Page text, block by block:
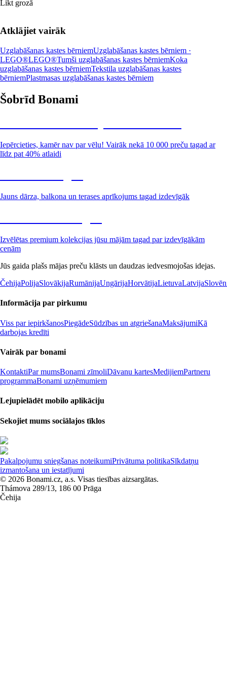
Likt grozā
Atklājiet vairāk
Uzglabāšanas kastes bērniemUzglabāšanas kastes bērniem ·
LEGO®LEGO®Tumši uzglabāšanas kastes bērniemKoka
uzglabāšanas kastes bērniemTekstila uzglabāšanas kastes
bērniemPlastmasas uzglabāšanas kastes bērniem
Šobrīd Bonami
Iepērcieties, kamēr nav par vēlu! Vairāk nekā 10 000 preču tagad ar
līdz pat 40% atlaidi
Jauns dārza, balkona un terases aprīkojums tagad izdevīgāk
Izvēlētas premium kolekcijas jūsu mājām tagad par izdevīgākām
cenām
Jūs gaida plašs mājas preču klāsts un daudzas iedvesmojošas idejas.
ČehijaPolijaSlovākijaRumānijaUngārijaHorvātijaLietuvaLatvija
Informācija par pirkumu
Viss par iepirkšanosPiegādeSūdzības un atgriešanaMaksājumiKā
darbojas kredīti
Vairāk par bonami
KontaktiPar mumsBonami zīmoliDāvanu kartesMedijiemPartneru
programmaBonami uzņēmumiem
Lejupielādēt mobilo aplikāciju
Sekojiet mums sociālajos tīklos
Pakalpojumu sniegšanas noteikumiPrivātuma politikaSīkdatņu
izmantošana un iestatījumi
© 2026 Bonami.cz, a.s. Visas tiesības aizsargātas.
Thámova 289/13, 186 00 Prāga
Čehija